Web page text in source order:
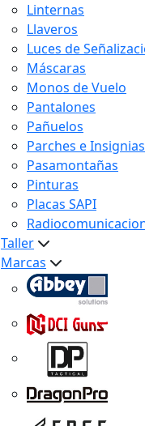
Linternas
Llaveros
Luces de
Máscaras
Monos de Vuelo
Pantalones
Pañuelos
Parches e Insignias
Pasamontañas
Pinturas
Placas SAPI
Taller
Marcas